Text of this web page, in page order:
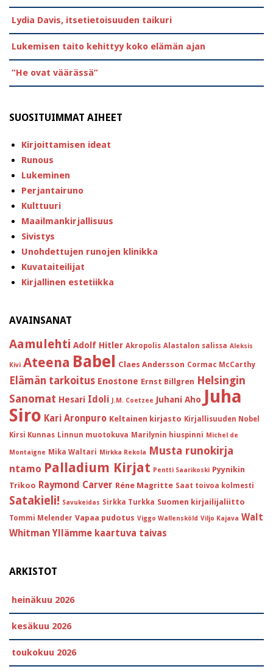
Lydia Davis, itsetietoisuuden taikuri
Lukemisen taito kehittyy koko elämän ajan
”He ovat väärässä”
SUOSITUIMMAT AIHEET
Kirjoittamisen ideat
Runous
Lukeminen
Perjantairuno
Kulttuuri
Maailmankirjallisuus
Sivistys
Unohdettujen runojen klinikka
Kuvataiteilijat
Kirjallinen estetiikka
AVAINSANAT
Aamulehti Adolf Hitler Akropolis Alastalon salissa Aleksis
Kivi Ateena Babel Claes Andersson Cormac McCarthy
Elämän tarkoitus Enostone Ernst Billgren Helsingin
Sanomat Hesari Idoli J.M. Coetzee Juhani Aho Juha
Siro Kari Aronpuro Keltainen kirjasto Kirjallisuuden Nobel
Kirsi Kunnas Linnun muotokuva Marilynin hiuspinni Michel de
Montaigne Mika Waltari Mirkka Rekola Musta runokirja
ntamo Palladium Kirjat Pentti Saarikoski Pyynikin
Trikoo Raymond Carver Réne Magritte Saat toivoa kolmesti
Satakieli! Savukeidas Sirkka Turkka Suomen kirjailijaliitto
Tommi Melender Vapaa pudotus Viggo Wallensköld Viljo Kajava Walt
Whitman Yllämme kaartuva taivas
ARKISTOT
heinäkuu 2026
kesäkuu 2026
toukokuu 2026